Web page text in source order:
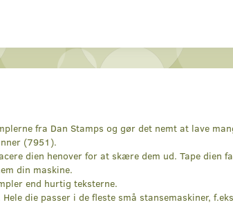
fra Dan Stamps og gør det nemt at lave
(7951).
dien henover for at skære dem ud. Tape dien
din maskine.
end hurtig teksterne.
die passer i de fleste små stansemaskiner,